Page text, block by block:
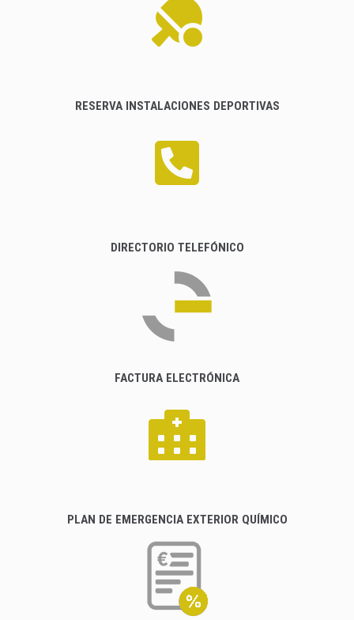
RESERVA INSTALACIONES DEPORTIVAS
DIRECTORIO TELEFÓNICO
FACTURA ELECTRÓNICA
PLAN DE EMERGENCIA EXTERIOR QUÍMICO